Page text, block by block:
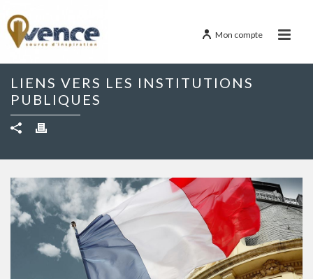
Mon compte
LIENS VERS LES INSTITUTIONS
PUBLIQUES